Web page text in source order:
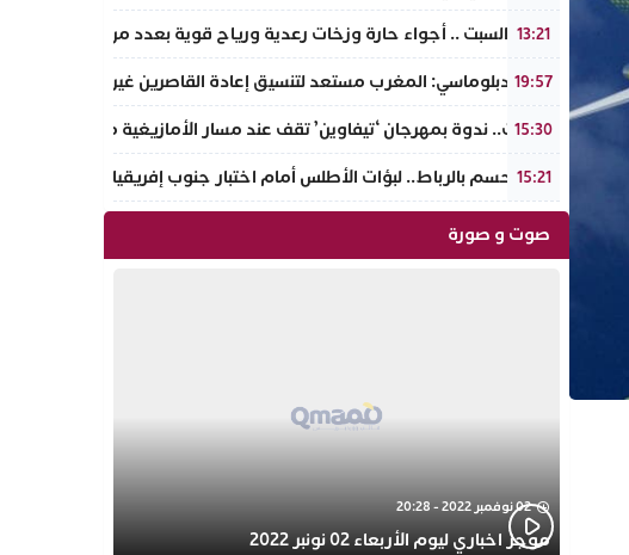
13:21
طقس السبت .. أجواء حارة وزخات رعدية ورياح قوية بعدد من مناطق
19:57
مصدر دبلوماسي: المغرب مستعد لتنسيق إعادة القاصرين غير المرفوقين
15:30
تافراوت.. ندوة بمهرجان ‘تيفاوين’ تقف عند مسار الأمازيغية من خطاب
15:21
سبت الحسم بالرباط.. لبؤات الأطلس أمام اختبار جنوب إفريقيا للعبور إلى
صوت و صورة
02 نوفمبر 2022 - 20:28
موجز اخباري ليوم الأربعاء 02 نونبر 2022